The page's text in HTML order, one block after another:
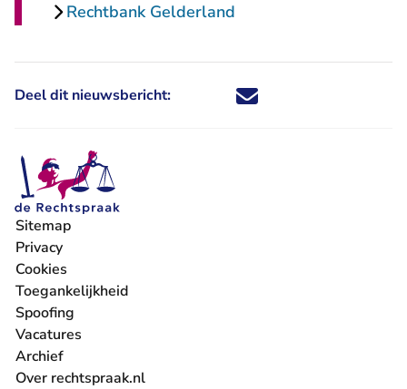
Rechtbank Gelderland
Deel dit nieuwsbericht: Deel dit nieuwsbericht via X -
Deel dit nieuwsbericht via
Deel dit nieuwsbericht
Deel dit
Sitemap
Privacy
Cookies
Toegankelijkheid
Spoofing
Vacatures
- U verlaat Rechtspraak.nl
Archief
Over rechtspraak.nl